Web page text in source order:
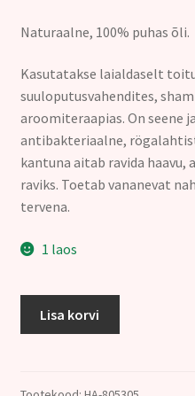
oli:
18.00€.
on:
12.00€.
Naturaalne, 100% puhas õli.
Kasutatakse laialdaselt
suuloputusvahendites,
aroomiteraapias. On seene
antibakteriaalne,
kantuna aitab ravida haavu,
raviks. Toetab vananevat
tervena.
1 laos
Lisa korvi